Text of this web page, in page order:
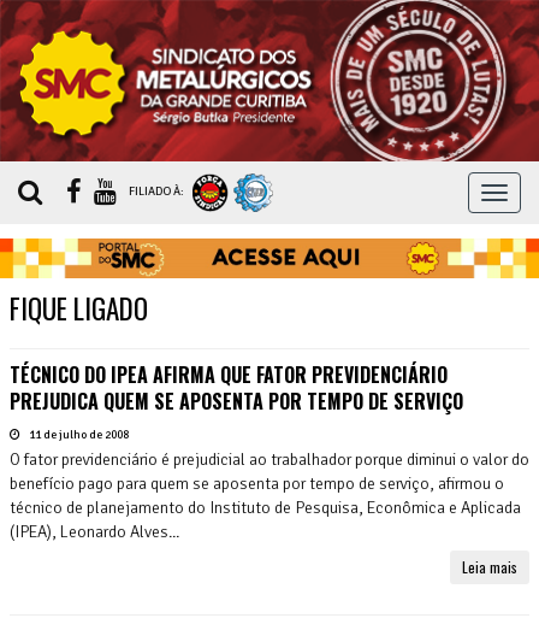
MENU
FILIADO À:
FIQUE LIGADO
TÉCNICO DO IPEA AFIRMA QUE FATOR PREVIDENCIÁRIO
PREJUDICA QUEM SE APOSENTA POR TEMPO DE SERVIÇO
11 de julho de 2008
O fator previdenciário é prejudicial ao trabalhador porque diminui o valor do
benefício pago para quem se aposenta por tempo de serviço, afirmou o
técnico de planejamento do Instituto de Pesquisa, Econômica e Aplicada
(IPEA), Leonardo Alves...
Leia mais